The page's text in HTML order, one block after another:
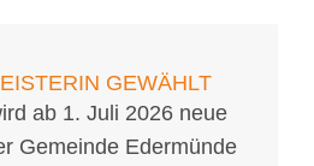
GEWÄHLT
ab 1. Juli 2026 neue
Gemeinde Edermünde